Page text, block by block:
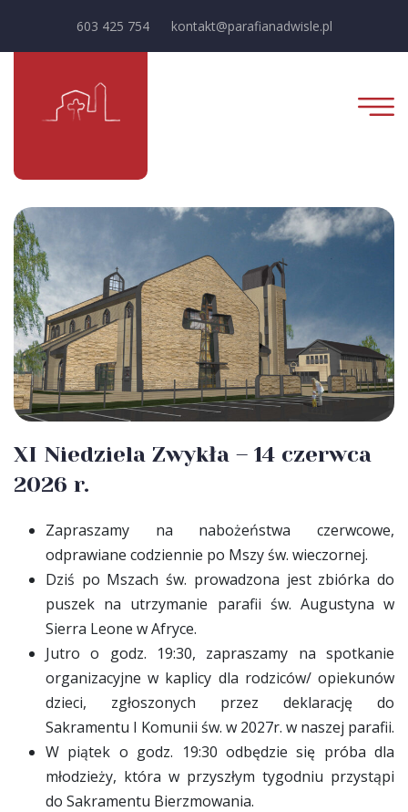
603 425 754 kontakt@parafianadwisle.pl
XI Niedziela Zwykła – 14 czerwca
2026 r.
Zapraszamy na nabożeństwa czerwcowe,
odprawiane codziennie po Mszy św. wieczornej.
Dziś po Mszach św. prowadzona jest zbiórka do
puszek na utrzymanie parafii św. Augustyna w
Sierra Leone w Afryce.
Jutro o godz. 19:30, zapraszamy na spotkanie
organizacyjne w kaplicy dla rodziców/ opiekunów
dzieci, zgłoszonych przez deklarację do
Sakramentu I Komunii św. w 2027r. w naszej parafii.
W piątek o godz. 19:30 odbędzie się próba dla
młodzieży, która w przyszłym tygodniu przystąpi
do Sakramentu Bierzmowania.